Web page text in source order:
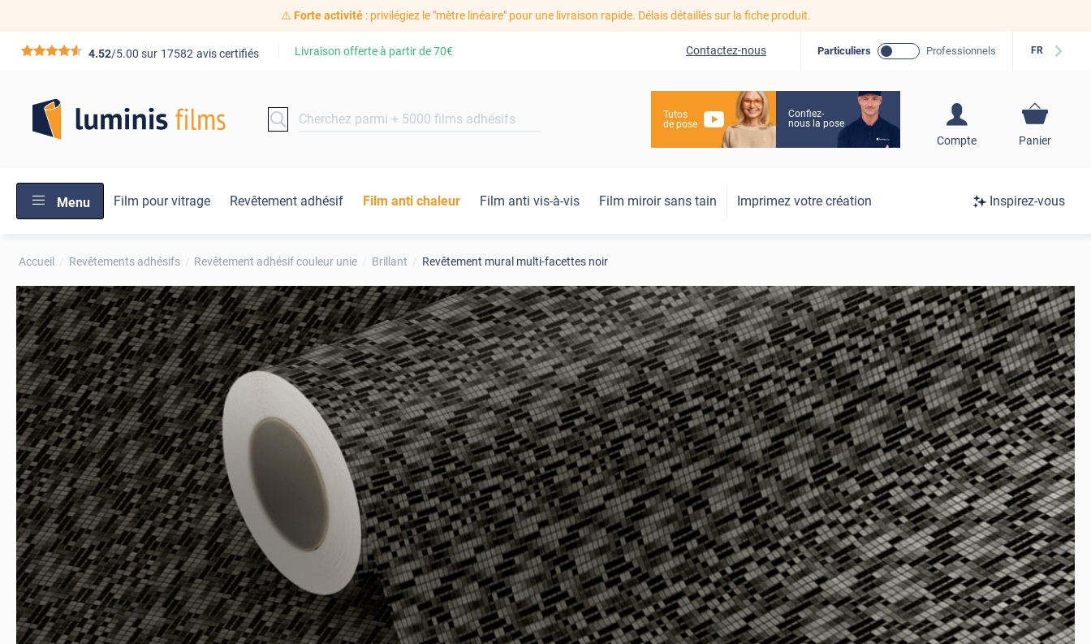
⚠️ Forte activité: privilégiez le "mètre linéaire" pour une livraison rapide. Délais détaillés sur la fiche produit.
*****4.52/5.00 sur 17582 avis certifiés Livraison offerte à partir de70€ Contactez-nous Particuliers Professionnels FR
Tutos
de pose
Confiez-
nous la pose
Compte
S'inscrire / Se
Panier
Menu Film pour vitrage Revêtement adhésif Film anti chaleur Film anti vis-à-vis Film miroir sans tain Imprimez votre création Inspirez-vous
Accueil Revêtements adhésifs Revêtement adhésif couleur unie Brillant Revêtement mural multi-facettes noir